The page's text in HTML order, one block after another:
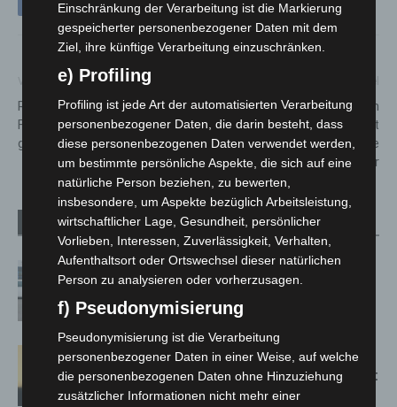
Vorheriger Artikel
Raser auf der B 441:
Fahranfänger mit 108 km/h
gestoppt
Schwerpunktkontrollen in
Langenhagen: Polizei stoppt
alkoholisierte und berauschte
Fahrer
Verwandte Artikel Mehr vom Autor
Niedersachsen: Feuerwehrkräfte
kehren nach Waldbrandeinsatz aus
Spanien zurück
Hannover: Erste Tigermücken-
Population in Niedersachsen entdeckt
Einschränkung der Verarbeitung ist die Markierung
gespeicherter personenbezogener Daten mit dem
Ziel, ihre künftige Verarbeitung einzuschränken.
e) Profiling
Profiling ist jede Art der automatisierten Verarbeitung
personenbezogener Daten, die darin besteht, dass
diese personenbezogenen Daten verwendet werden,
um bestimmte persönliche Aspekte, die sich auf eine
natürliche Person beziehen, zu bewerten,
insbesondere, um Aspekte bezüglich Arbeitsleistung,
wirtschaftlicher Lage, Gesundheit, persönlicher
Vorlieben, Interessen, Zuverlässigkeit, Verhalten,
Aufenthaltsort oder Ortswechsel dieser natürlichen
Person zu analysieren oder vorherzusagen.
f) Pseudonymisierung
Pseudonymisierung ist die Verarbeitung
personenbezogener Daten in einer Weise, auf welche
die personenbezogenen Daten ohne Hinzuziehung
zusätzlicher Informationen nicht mehr einer